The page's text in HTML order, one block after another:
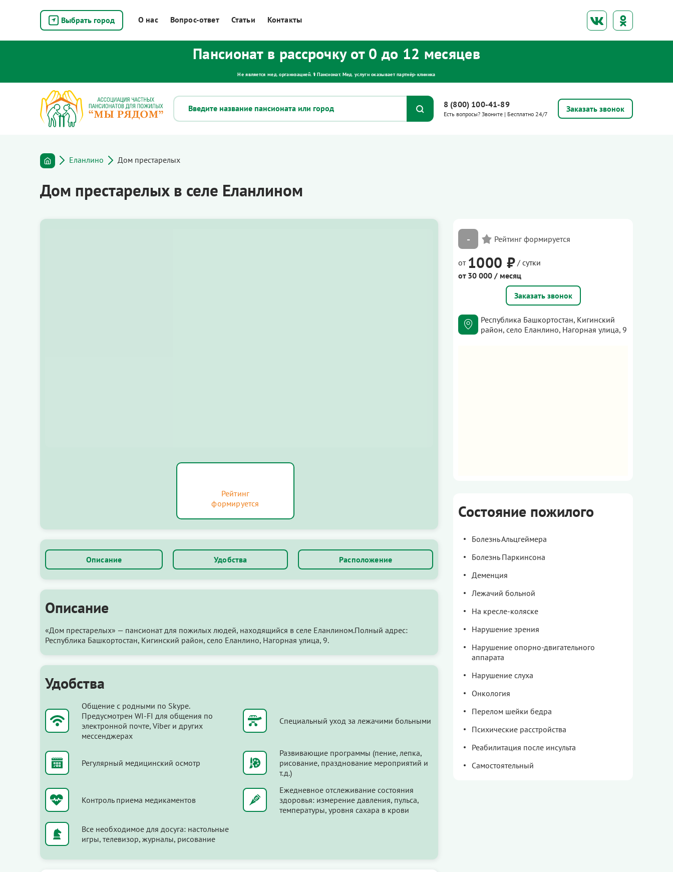
Выбрать город О нас Вопрос-ответ Статьи Контакты
Пансионат в рассрочку от 0 до 12 месяцев
Не является мед. организацией. ⚕ Пансионат. Мед. услуги оказывает партнёр‑клиника
8 (800) 100-41-89
Есть вопросы? Звоните | Бесплатно 24/7
Заказать звонок
Еланлино Дом престарелых
Дом престарелых в селе Еланлином
Рейтинг
формируется
Описание Удобства Расположение
Описание
«Дом престарелых» — пансионат для пожилых людей, находящийся в селе Еланлином.Полный адрес:
Республика Башкортостан, Кигинский район, село Еланлино, Нагорная улица, 9.
Удобства
Общение с родными по Skype.
Предусмотрен WI-FI для общения по
электронной почте, Viber и других
мессенджерах
Специальный уход за лежачими больными
Регулярный медицинский осмотр
Развивающие программы (пение, лепка,
рисование, празднование мероприятий и
т.д.)
Контроль приема медикаментов
Ежедневное отслеживание состояния
здоровья: измерение давления, пульса,
температуры, уровня сахара в крови
Все необходимое для досуга: настольные
игры, телевизор, журналы, рисование
-
от 1000 ₽/ сутки
от 30 000 / месяц
Заказать звонок
Республика Башкортостан, Кигинский
район, село Еланлино, Нагорная улица, 9
Состояние пожилого
Болезнь Альцгеймера
Болезнь Паркинсона
Деменция
Лежачий больной
На кресле-коляске
Нарушение зрения
Нарушение опорно-двигательного
аппарата
Нарушение слуха
Онкология
Перелом шейки бедра
Психические расстройства
Реабилитация после инсульта
Самостоятельный